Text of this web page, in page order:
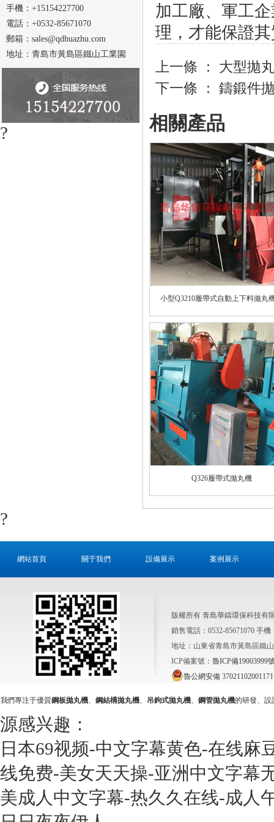
手機：+15154227700
電話：+0532-85671070
郵箱：sales@qdhuazhu.com
地址：青島市黃島區鐵山工業園
加工廠、軍工
理，才能保證
上一條 ： 大型拋
下一條 ： 鑄鍛件
相關產品
小型Q3210履帶式自動上下料拋丸
Q326履帶式拋丸機
?
?
網站首頁 關于我們 設備展示 案例展示
版權所有 青島華鑄環保科技有
銷售電話：0532-85671070 手機
地址：山東省青島市黃島區鐵
ICP備案號： 魯ICP備19003999
魯公網安備
我們專注于優質鋼板拋丸機、鋼結構拋丸機、 吊鉤式拋丸機、鋼管拋丸機的研發、
源感兴趣：
日本69视频-中文字幕黄色-在线麻
线免费-美女天天操-亚洲中文字幕
美成人中文字幕-热久久在线-成人